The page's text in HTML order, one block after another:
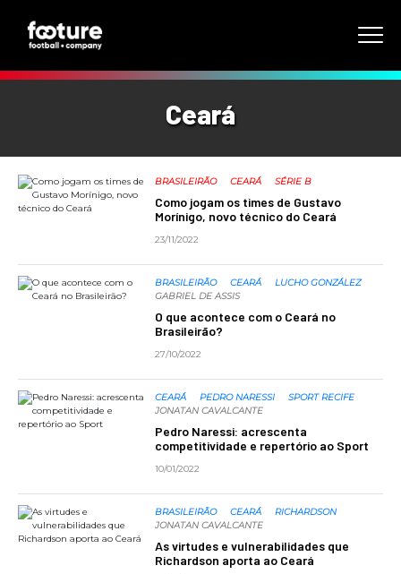
Ceará
BRASILEIRÃO CEARÁ SÉRIE B
Como jogam os times de Gustavo
Morínigo, novo técnico do Ceará
23/11/2022
BRASILEIRÃO CEARÁ
LUCHO GONZÁLEZ
GABRIEL DE ASSIS
O que acontece com o Ceará no
Brasileirão?
27/10/2022
CEARÁ PEDRO NARESSI
SPORT RECIFE
JONATAN CAVALCANTE
Pedro Naressi: acrescenta
competitividade e repertório ao Sport
10/01/2022
BRASILEIRÃO CEARÁ
RICHARDSON
JONATAN CAVALCANTE
As virtudes e vulnerabilidades que
Richardson aporta ao Ceará